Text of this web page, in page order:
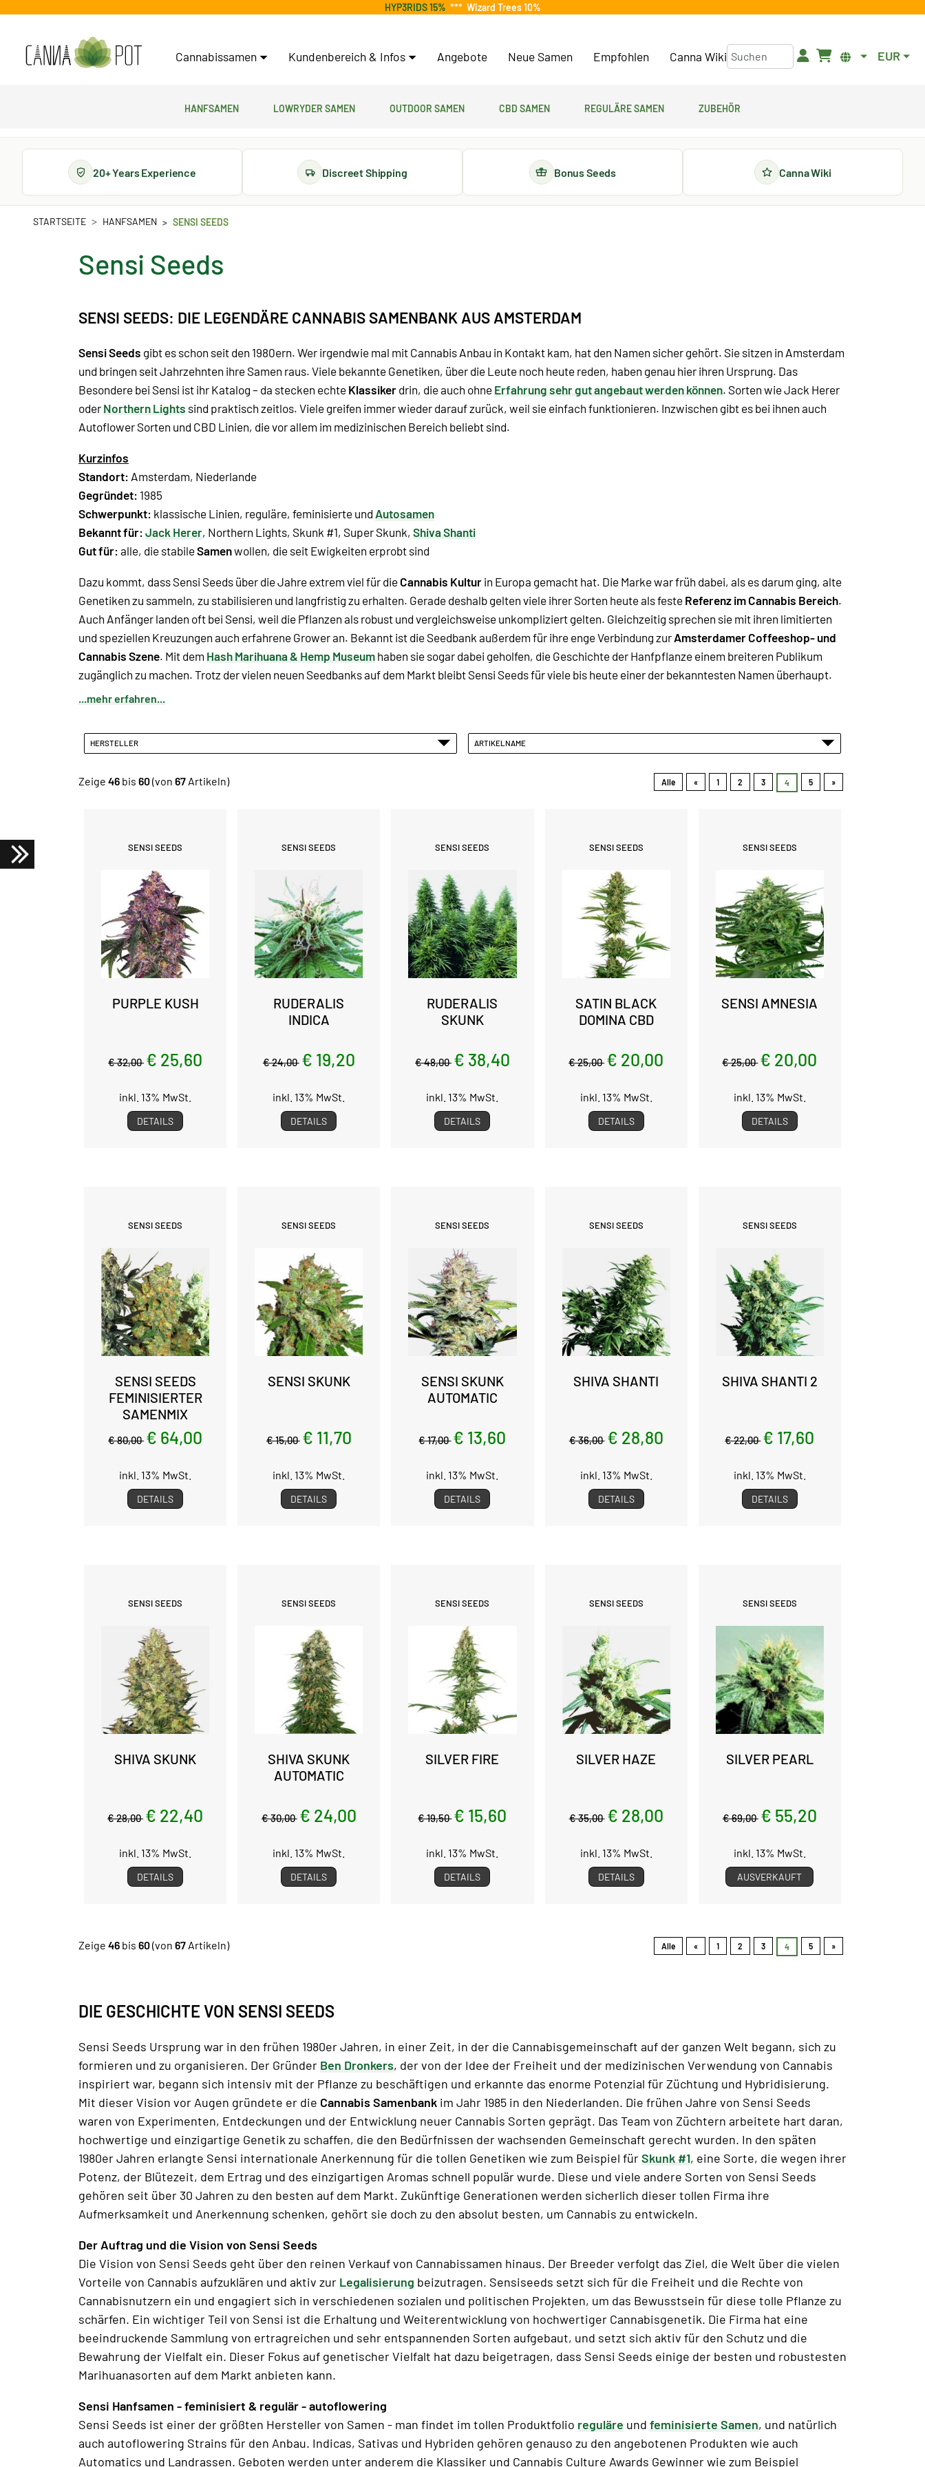
HYP3RIDS 15% *** Wizard Trees 10%
Cannabissamen Kundenbereich & Infos Angebote Neue Samen Empfohlen Canna Wiki EUR
Hanfsamen Lowryder Samen Outdoor Samen CBD Samen Reguläre Samen Zubehör
20+ Years Experience Discreet Shipping Bonus Seeds Canna Wiki
STARTSEITE HANFSAMEN SENSI SEEDS
Sensi Seeds
SENSI SEEDS: DIE LEGENDÄRE CANNABIS SAMENBANK AUS AMSTERDAM
Sensi Seeds gibt es schon seit den 1980ern. Wer irgendwie mal mit Cannabis Anbau in Kontakt kam, hat den Namen sicher gehört. Sie sitzen in Amsterdam
und bringen seit Jahrzehnten ihre Samen raus. Viele bekannte Genetiken, über die Leute noch heute reden, haben genau hier ihren Ursprung. Das
Besondere bei Sensi ist ihr Katalog – da stecken echte Klassiker drin, die auch ohne Erfahrung sehr gut angebaut werden können. Sorten wie Jack Herer
oder Northern Lights sind praktisch zeitlos. Viele greifen immer wieder darauf zurück, weil sie einfach funktionieren. Inzwischen gibt es bei ihnen auch
Autoflower Sorten und CBD Linien, die vor allem im medizinischen Bereich beliebt sind.
Kurzinfos
Standort: Amsterdam, Niederlande
Gegründet: 1985
Schwerpunkt: klassische Linien, reguläre, feminisierte und Autosamen
Bekannt für: Jack Herer, Northern Lights, Skunk #1, Super Skunk, Shiva Shanti
Gut für: alle, die stabileSamenwollen, die seit Ewigkeiten erprobt sind
Dazu kommt, dass Sensi Seeds über die Jahre extrem viel für die Cannabis Kultur in Europa gemacht hat. Die Marke war früh dabei, als es darum ging, alte
Genetiken zu sammeln, zu stabilisieren und langfristig zu erhalten. Gerade deshalb gelten viele ihrer Sorten heute als feste Referenz im Cannabis Bereich.
Auch Anfänger landen oft bei Sensi, weil die Pflanzen als robust und vergleichsweise unkompliziert gelten. Gleichzeitig sprechen sie mit ihren limitierten
und speziellen Kreuzungen auch erfahrene Grower an. Bekannt ist die Seedbank außerdem für ihre enge Verbindung zur Amsterdamer Coffeeshop- und
Cannabis Szene. Mit dem Hash Marihuana & Hemp Museum haben sie sogar dabei geholfen, die Geschichte der Hanfpflanze einem breiteren Publikum
zugänglich zu machen. Trotz der vielen neuen Seedbanks auf dem Markt bleibt Sensi Seeds für viele bis heute einer der bekanntesten Namen überhaupt.
...mehr erfahren...
HERSTELLER ARTIKELNAME
Zeige 46 bis 60(von 67 Artikeln) Alle « 1 2 3 4 5 »
SENSI SEEDS
PURPLE KUSH
€ 32,00 € 25,60
inkl. 13% MwSt.
DETAILS
SENSI SEEDS
RUDERALIS
INDICA
€ 24,00 € 19,20
inkl. 13% MwSt.
DETAILS
SENSI SEEDS
RUDERALIS
SKUNK
€ 48,00 € 38,40
inkl. 13% MwSt.
DETAILS
SENSI SEEDS
SATIN BLACK
DOMINA CBD
€ 25,00 € 20,00
inkl. 13% MwSt.
DETAILS
SENSI SEEDS
SENSI AMNESIA
€ 25,00 € 20,00
inkl. 13% MwSt.
DETAILS
SENSI SEEDS
SENSI SEEDS
FEMINISIERTER
SAMENMIX
€ 80,00 € 64,00
inkl. 13% MwSt.
DETAILS
SENSI SEEDS
SENSI SKUNK
€ 15,00 € 11,70
inkl. 13% MwSt.
DETAILS
SENSI SEEDS
SENSI SKUNK
AUTOMATIC
€ 17,00€ 13,60
inkl. 13% MwSt.
DETAILS
SENSI SEEDS
SHIVA SHANTI
€ 36,00 € 28,80
inkl. 13% MwSt.
DETAILS
SENSI SEEDS
SHIVA SHANTI 2
€ 22,00 € 17,60
inkl. 13% MwSt.
DETAILS
SENSI SEEDS
SHIVA SKUNK
€ 28,00 € 22,40
inkl. 13% MwSt.
DETAILS
SENSI SEEDS
SHIVA SKUNK
AUTOMATIC
€ 30,00 € 24,00
inkl. 13% MwSt.
DETAILS
SENSI SEEDS
SILVER FIRE
€ 19,50€ 15,60
inkl. 13% MwSt.
DETAILS
SENSI SEEDS
SILVER HAZE
€ 35,00 € 28,00
inkl. 13% MwSt.
DETAILS
SENSI SEEDS
SILVER PEARL
€ 69,00 € 55,20
inkl. 13% MwSt.
AUSVERKAUFT
Zeige 46 bis 60(von 67 Artikeln) Alle « 1 2 3 4 5 »
DIE GESCHICHTE VON SENSI SEEDS
Sensi Seeds Ursprung war in den frühen 1980er Jahren, in einer Zeit, in der die Cannabisgemeinschaft auf der ganzen Welt begann, sich zu
formieren und zu organisieren. Der Gründer Ben Dronkers, der von der Idee der Freiheit und der medizinischen Verwendung von Cannabis
inspiriert war, begann sich intensiv mit der Pflanze zu beschäftigen und erkannte das enorme Potenzial für Züchtung und Hybridisierung.
Mit dieser Vision vor Augen gründete er die Cannabis Samenbank im Jahr 1985 in den Niederlanden. Die frühen Jahre von Sensi Seeds
waren von Experimenten, Entdeckungen und der Entwicklung neuer Cannabis Sorten geprägt. Das Team von Züchtern arbeitete hart daran,
hochwertige und einzigartige Genetik zu schaffen, die den Bedürfnissen der wachsenden Gemeinschaft gerecht wurden. In den späten
1980er Jahren erlangte Sensi internationale Anerkennung für die tollen Genetiken wie zum Beispiel fürSkunk #1, eine Sorte, die wegen ihrer
Potenz, der Blütezeit, dem Ertrag und des einzigartigen Aromas schnell populär wurde. Diese und viele andere Sorten von Sensi Seeds
gehören seit über 30 Jahren zu den besten auf dem Markt. Zukünftige Generationen werden sicherlich dieser tollen Firma ihre
Aufmerksamkeit und Anerkennung schenken, gehört sie doch zu den absolut besten, um Cannabis zu entwickeln.
Der Auftrag und die Vision von Sensi Seeds
Die Vision von Sensi Seeds geht über den reinen Verkauf von Cannabissamen hinaus. Der Breeder verfolgt das Ziel, die Welt über die vielen
Vorteile von Cannabis aufzuklären und aktiv zur Legalisierung beizutragen. Sensiseeds setzt sich für die Freiheit und die Rechte von
Cannabisnutzern ein und engagiert sich in verschiedenen sozialen und politischen Projekten, um das Bewusstsein für diese tolle Pflanze zu
schärfen. Ein wichtiger Teil von Sensi ist die Erhaltung und Weiterentwicklung von hochwertiger Cannabisgenetik. Die Firma hat eine
beeindruckende Sammlung von ertragreichen und sehr entspannenden Sorten aufgebaut, und setzt sich aktiv für den Schutz und die
Bewahrung der Vielfalt ein. Dieser Fokus auf genetischer Vielfalt hat dazu beigetragen, dass Sensi Seeds einige der besten und robustesten
Marihuanasorten auf dem Markt anbieten kann.
Sensi Hanfsamen - feminisiert & regulär - autoflowering
Sensi Seeds ist einer der größten Hersteller von Samen - man findet im tollen Produktfolio reguläre und feminisierte Samen, und natürlich
auch autoflowering Strains für den Anbau. Indicas, Sativas und Hybriden gehören genauso zu den angebotenen Produkten wie auch
Automatics und Landrassen. Geboten werden unter anderem die Klassiker und Cannabis Culture Awards Gewinner wie zum Beispiel